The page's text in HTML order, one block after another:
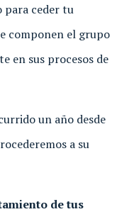
para ceder tu
componen el grupo
en sus procesos de
un año desde
a su
de tus